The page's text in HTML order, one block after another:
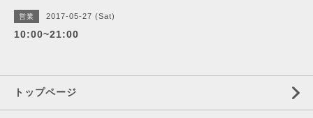
営業 2017-05-27 (Sat)
10:00~21:00
トップページ